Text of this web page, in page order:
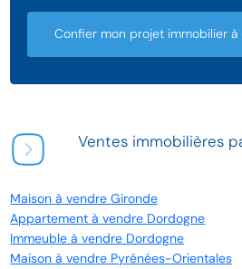
Confier mon projet immobilier à
Ventes immobilières
Maison à vendre Gironde
Appartement à vendre Dordogne
Immeuble à vendre Dordogne
Maison à vendre Pyrénées-Orientales